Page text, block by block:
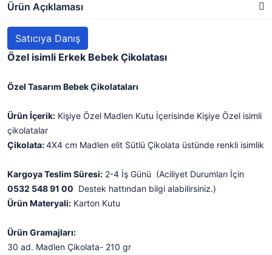
Ürün Açıklaması
Satıcıya Danış
Özel isimli Erkek Bebek Çikolatası
Özel Tasarım Bebek Çikolataları
Ürün İçerik: Kişiye Özel Madlen Kutu İçerisinde Kişiye Özel isimli
çikolatalar
Çikolata:4X4 cm Madlen elit Sütlü Çikolata üstünde renkli isimlik
Kargoya Teslim Süresi: 2-4 İş Günü (Aciliyet Durumları İçin
0532 548 91 00 Destek hattından bilgi alabilirsiniz.)
Ürün Materyali: Karton Kutu
Ürün Gramajları:
30 ad. Madlen Çikolata- 210 gr